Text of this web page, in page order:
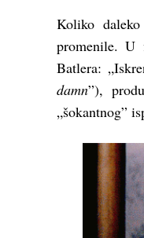
Koliko
promenile. U
Batlera:
damn”),
„šokantnog”